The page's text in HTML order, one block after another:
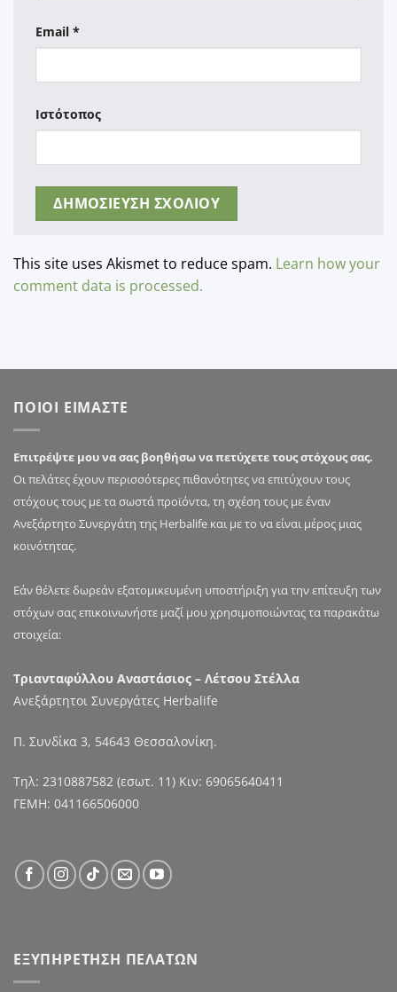
Email *
Ιστότοπος
This site uses Akismet to reduce spam. Learn how your
comment data is processed.
ΠΟΙΟΙ ΕΙΜΑΣΤΕ
Επιτρέψτε μου να σας βοηθήσω να πετύχετε τους στόχους σας.
Οι πελάτες έχουν περισσότερες πιθανότητες να επιτύχουν τους
στόχους τους με τα σωστά προϊόντα, τη σχέση τους με έναν
Ανεξάρτητο Συνεργάτη της Herbalife και με το να είναι μέρος μιας
κοινότητας.
Εάν θέλετε δωρεάν εξατομικευμένη υποστήριξη για την επίτευξη των
στόχων σας επικοινωνήστε μαζί μου χρησιμοποιώντας τα παρακάτω
στοιχεία:
Τριανταφύλλου Αναστάσιος – Λέτσου Στέλλα
Ανεξάρτητοι Συνεργάτες Herbalife
Π. Συνδίκα 3, 54643 Θεσσαλονίκη.
Τηλ: 2310887582 (εσωτ. 11) Κιν: 69065640411
ΓΕΜΗ: 041166506000
ΕΞΥΠΗΡΕΤΗΣΗ ΠΕΛΑΤΩΝ